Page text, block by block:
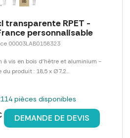
transparente RPET -
personnalisable
00003LAB0158323
à vis en bois d'hêtre et aluminium -
du produit : 18,5 x Ø7,2...
pièces disponibles
DEMANDE DE DEVIS